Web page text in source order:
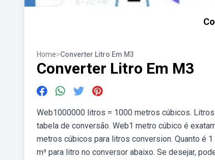
Home>Converter Litro Em M3
Converter Litro Em M3
Web1000000 litros = 1000 metros cúbicos.
tabela de conversão. Web1 metro cúbico é
metros cúbicos para litros conversion. Quanto é
m³ para litro no conversor abaixo. Se desejar,